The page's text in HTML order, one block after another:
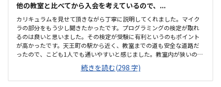
他の教室と比べてから入会を考えているので、...
カリキュラムを見せて頂きながら丁寧に説明してくれました。マイク
ラの部分をもう少し聞きたかったです。プログラミングの検定が取れ
るのは良いと思いました。その検定が受験に有利というのもポイント
が高かったです。天王町の駅から近く、教室までの道も安全な道路だ
ったので、こども1人でも通いやすいと感じました。教室内が狭いのが
気になりました。でもパソコンは画面がキレイで大きくて見やすくて
良いと感じました。他に見学に行った教室は月額29000円だったため
（個別）、その価格に比べたら安いと感じました。親として1番ポイン
続きを読む(298 字)